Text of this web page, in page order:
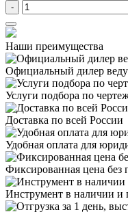
-
Наши преимущества
Официальный дилер
Услуги подбора по
Доставка по всей России
Удобная оплата для
Фиксированная цена без
Инструмент в наличии и